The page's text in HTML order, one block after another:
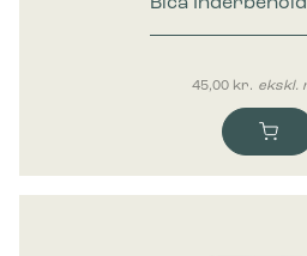
Bica
45,00kr. ekskl.